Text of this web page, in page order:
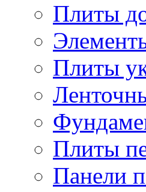
Плиты
Плиты
Плиты
Панели